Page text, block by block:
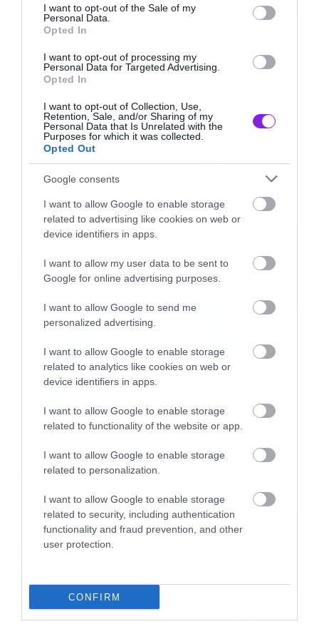
consent section.
I want to opt-out of the Sale of my
Personal Data.
Opted In
I want to opt-out of processing my
Personal Data for Targeted Advertising.
Opted In
I want to opt-out of Collection, Use,
Retention, Sale, and/or Sharing of my
Personal Data that Is Unrelated with the
Purposes for which it was collected.
Opted Out
Google consents
I want to allow Google to enable storage
related to advertising like cookies on web or
device identifiers in apps.
I want to allow my user data to be sent to
Google for online advertising purposes.
I want to allow Google to send me
personalized advertising.
I want to allow Google to enable storage
related to analytics like cookies on web or
device identifiers in apps.
I want to allow Google to enable storage
related to functionality of the website or app.
I want to allow Google to enable storage
related to personalization.
I want to allow Google to enable storage
related to security, including authentication
functionality and fraud prevention, and other
user protection.
CONFIRM
χώρισαν πριν το Enstranged, έτσι ο ρόλο της
αντικαtστάθηκε από… δελφίνια, αλλά αυτή
είναι μια άλλη ιστορία.
Εμείς θα σταθούμε στο November Rain. Μια
ματιά πάνω κάτω την έχετε ρίξει όλοι. Το
συγκρότημα παίζει ζωντανά σε ένα θέατρο και
παρεμβάλλονται εικόνες από την ιστορία που
εξελίσσεται.
Ο Axl παντρεύεται τη Stephanie, o Slash έχει
ξεχάσει τις βέρες και ο Duff του δίνει τα δικά
του δαχτυλίδια. O κιθαρίστας με τη θρυλική
αφάνα, βγαίνει έξω πρώτος και καταλήξει έξω
από ένα ερημικό εκκλησάκι να σολάρει για ώρα
και στη συνέχεια όλοι διασκεδάζουν στη
δεξίωση μέχρι που αρχίζει να βρέχει
καταρρακτωδώς. Οι καλεσμένοι και το ζευγάρι
τρέχουν και προσπαθούν να προστατευτούν,
αλλά ένας καλεσμένος αποφασίζει ότι είναι
καλή ιδέα να πηδήξει πάνω στην τούρτα στην
πιο παράξενη στιγμή του βίντεο.Πάμε να
δούμε το ριπλέι.
Ο Glenn Hughes αποσύρθηκε
από τις ζωντανές εμφανίσεις
Οι λόγοι της απόλυσης του Sid